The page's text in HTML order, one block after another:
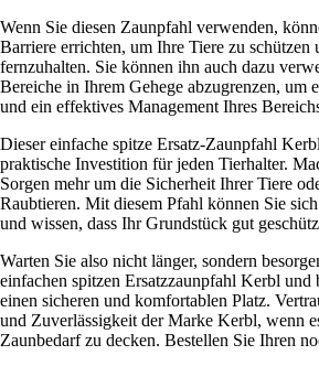
Wenn Sie diesen Zaunpfahl verwenden,
Barriere errichten, um Ihre Tiere zu schützen
fernzuhalten. Sie können ihn auch dazu
Bereiche in Ihrem Gehege abzugrenzen, um
und ein effektives Management Ihres
Dieser einfache spitze Ersatz-Zaunpfahl
praktische Investition für jeden Tierhalter.
Sorgen mehr um die Sicherheit Ihrer Tiere
Raubtieren. Mit diesem Pfahl können Sie
und wissen, dass Ihr Grundstück gut
Warten Sie also nicht länger, sondern
einfachen spitzen Ersatzzaunpfahl Kerbl und
einen sicheren und komfortablen Platz.
und Zuverlässigkeit der Marke Kerbl, wenn
Zaunbedarf zu decken. Bestellen Sie Ihren